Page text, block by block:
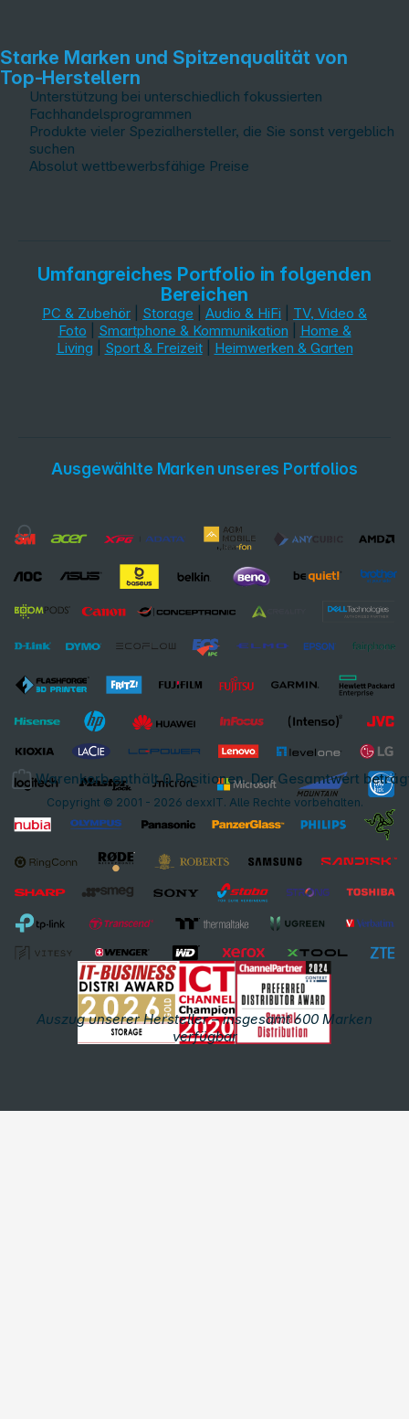
Warenkorb enthält 0 Positionen. Der Gesamtwert
Starke Marken und Spitzenqualität von
Top‑Herstellern
Unterstützung bei unterschiedlich fokussierten
Fachhandelsprogrammen
Produkte vieler Spezialhersteller, die Sie sonst vergeblich
suchen
Absolut wettbewerbsfähige Preise
Umfangreiches Portfolio in folgenden
Bereichen
PC & Zubehör Storage Audio & HiFi
TV, Video &
Foto
Smartphone & Kommunikation
Home &
Living
Sport & Freizeit| Heimwerken & Garten
Ausgewählte Marken unseres Portfolios
Auszug unserer Hersteller – insgesamt 600 Marken
verfügbar
Copyright © 2001 - 2026 dexxIT. Alle Rechte vorbehalten.